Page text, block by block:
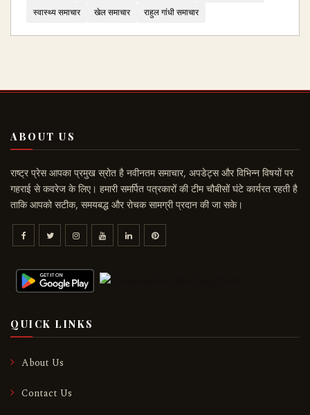
स्वास्थ्य समाचार
खेल समाचार राहुल गांधी समाचार
ABOUT US
राष्ट्र प्रेस आपका प्रमुख स्रोत है नवीनतम समाचार, अपडेट्स और विभिन्न विषयों पर
गहराई से कवरेज के लिए। हमारी समर्पित पत्रकारों की टीम चौबीसों घंटे कार्यरत रहती है
ताकि आपको सटीक, समयबद्ध और रोचक सामग्री प्रदान की जा सके।
QUICK LINKS
About Us
Contact Us